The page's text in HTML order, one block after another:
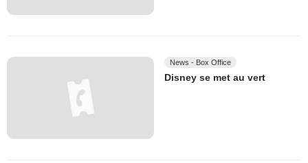
News - Box Office
Disney se met au vert